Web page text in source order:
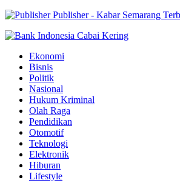
Publisher - Kabar Semarang
Ekonomi
Bisnis
Politik
Nasional
Hukum Kriminal
Olah Raga
Pendidikan
Otomotif
Teknologi
Elektronik
Hiburan
Lifestyle